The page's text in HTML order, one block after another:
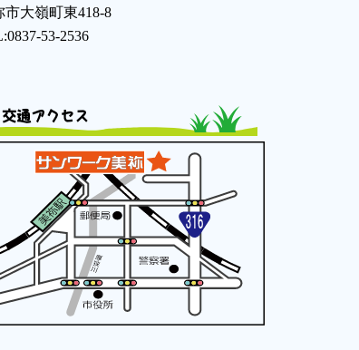
市大嶺町東418-8
53-2536
交通アクセス